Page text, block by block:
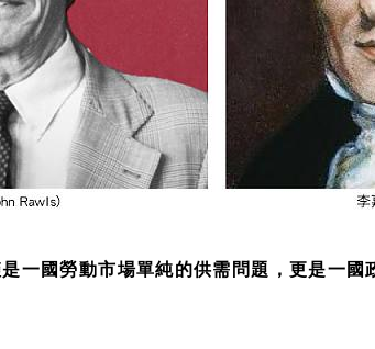
一國勞動市場單純的供需問題，更是一國